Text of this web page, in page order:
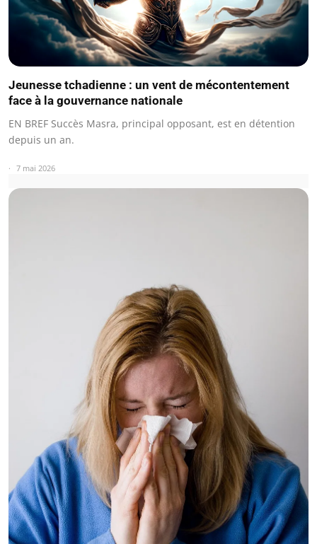
Jeunesse tchadienne : un vent de mécontentement
face à la gouvernance nationale
EN BREF Succès Masra, principal opposant, est en détention
depuis un an.
7 mai 2026